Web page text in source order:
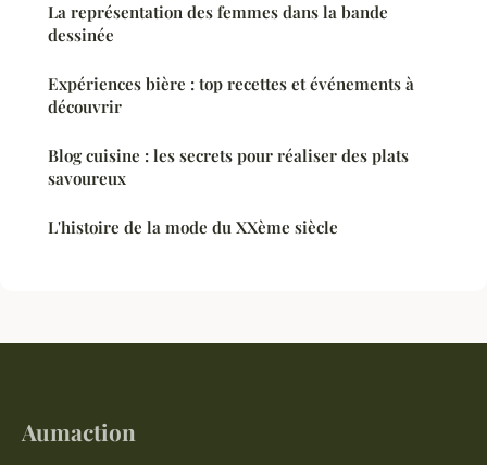
La représentation des femmes dans la bande
dessinée
Expériences bière : top recettes et événements à
découvrir
Blog cuisine : les secrets pour réaliser des plats
savoureux
L'histoire de la mode du XXème siècle
Aumaction